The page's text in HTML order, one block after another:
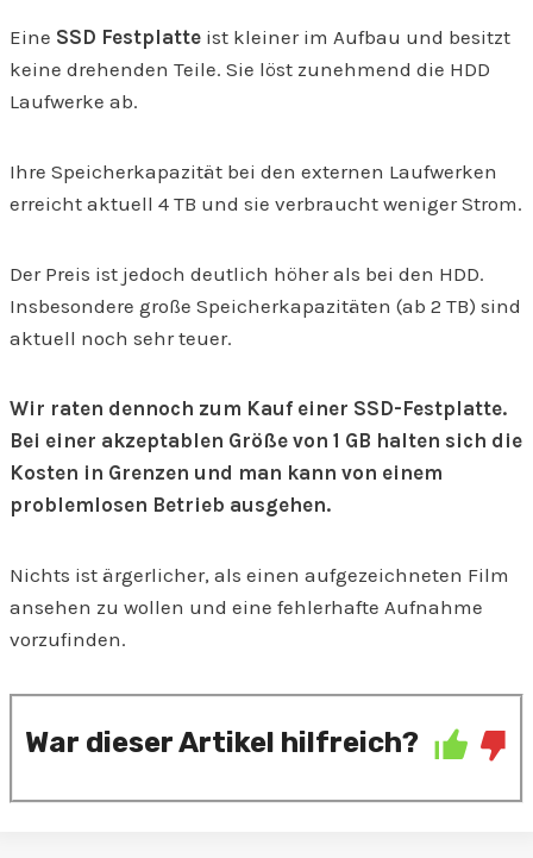
Eine SSD Festplatte ist kleiner im Aufbau und besitzt
keine drehenden Teile. Sie löst zunehmend die HDD
Laufwerke ab.
Ihre Speicherkapazität bei den externen Laufwerken
erreicht aktuell 4 TB und sie verbraucht weniger Strom.
Der Preis ist jedoch deutlich höher als bei den HDD.
Insbesondere große Speicherkapazitäten (ab 2 TB) sind
aktuell noch sehr teuer.
Wir raten dennoch zum Kauf einer SSD-Festplatte.
Bei einer akzeptablen Größe von 1 GB halten sich die
Kosten in Grenzen und man kann von einem
problemlosen Betrieb ausgehen.
Nichts ist ärgerlicher, als einen aufgezeichneten Film
ansehen zu wollen und eine fehlerhafte Aufnahme
vorzufinden.
War dieser Artikel hilfreich?